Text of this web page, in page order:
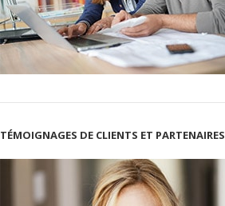
TÉMOIGNAGES DE CLIENTS ET PARTENAIRES